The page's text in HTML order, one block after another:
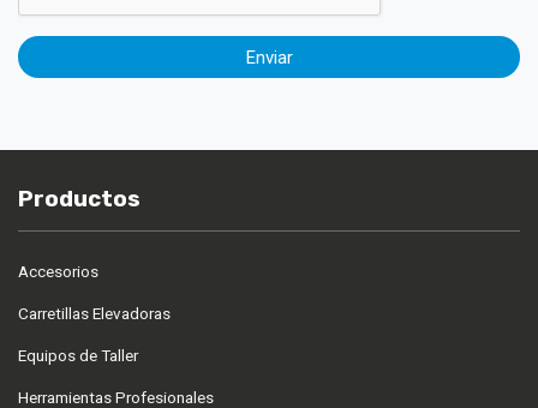
Enviar
Productos
Accesorios
Carretillas Elevadoras
Equipos de Taller
Herramientas Profesionales